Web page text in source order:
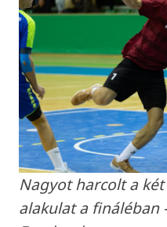
Nagyot harcolt a
alakulat a fináléban